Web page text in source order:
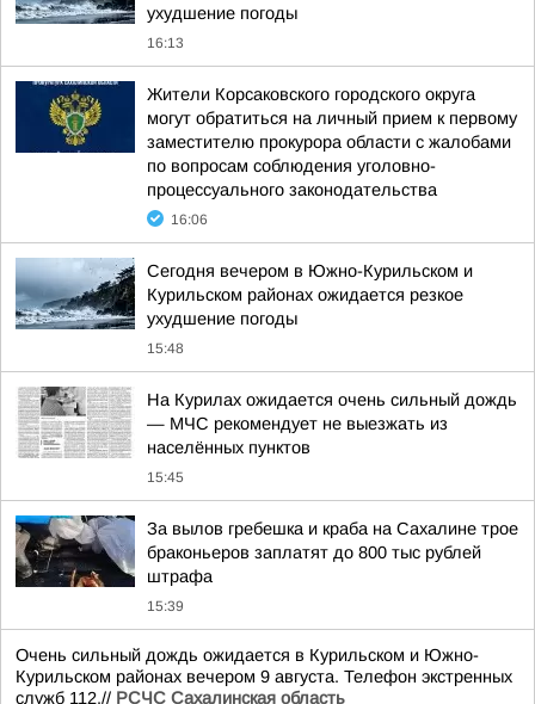
ухудшение погоды
16:13
Жители Корсаковского городского округа
могут обратиться на личный прием к первому
заместителю прокурора области с жалобами
по вопросам соблюдения уголовно-
процессуального законодательства
16:06
Сегодня вечером в Южно-Курильском и
Курильском районах ожидается резкое
ухудшение погоды
15:48
На Курилах ожидается очень сильный дождь
— МЧС рекомендует не выезжать из
населённых пунктов
15:45
За вылов гребешка и краба на Сахалине трое
браконьеров заплатят до 800 тыс рублей
штрафа
15:39
Очень сильный дождь ожидается в Курильском и Южно-
Курильском районах вечером 9 августа. Телефон экстренных
служб 112.// РСЧС Сахалинская область